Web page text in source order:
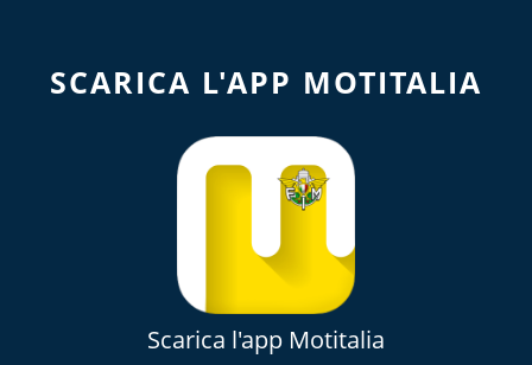
SCARICA L'APP MOTITALIA
Scarica l'app Motitalia